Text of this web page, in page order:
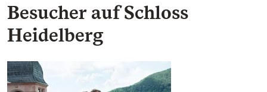
Besucher auf Schloss
Heidelberg